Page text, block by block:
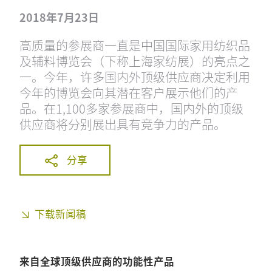
2018年7月23日
高质量的参展商一直是中国国际家用纺织品
及辅料博览会（下称上海家纺展）的亮点之
一。今年，许多国内外顶级供应商决定利用
今年的博览会向其潜在客户展示他们的产
品。在1,100多家参展商中，国内外的顶级
供应商将分别展出具有竞争力的产品。
分享
下载新闻稿
来自全球顶级供应商的功能性产品